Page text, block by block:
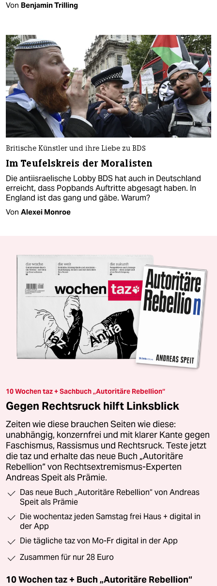
Von Benjamin Trilling
Britische Künstler und ihre Liebe zu BDS
Im Teufelskreis der Moralisten
Die antiisraelische Lobby BDS hat auch in Deutschland
erreicht, dass Popbands Auftritte abgesagt haben. In
England ist das gang und gäbe. Warum?
Von Alexei Monroe
10 Wochen taz + Sachbuch „Autoritäre Rebellion“
Gegen Rechtsruck hilft Linksblick
Zeiten wie diese brauchen Seiten wie diese:
unabhängig, konzernfrei und mit klarer Kante gegen
Faschismus, Rassismus und Rechtsruck. Teste jetzt
die taz und erhalte das neue Buch „Autoritäre
Rebellion“ von Rechtsextremismus-Experten
Andreas Speit als Prämie.
Das neue Buch „Autoritäre Rebellion“ von Andreas
Speit als Prämie
Die wochentaz jeden Samstag frei Haus + digital in
der App
Die tägliche taz von Mo-Fr digital in der App
Zusammen für nur 28 Euro
10 Wochen taz + Buch „Autoritäre Rebellion“